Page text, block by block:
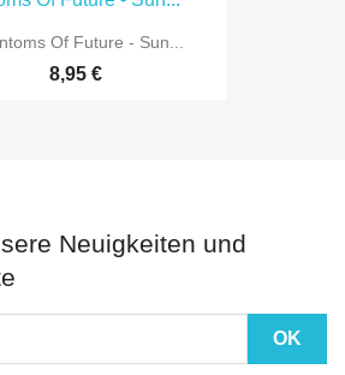
Of Future - Sun...
8,95 €
Neuigkeiten und